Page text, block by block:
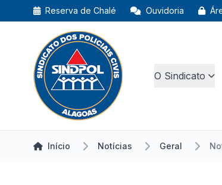
Reserva de Chalé Ouvidoria
O Sindicato
Início Notícias Geral